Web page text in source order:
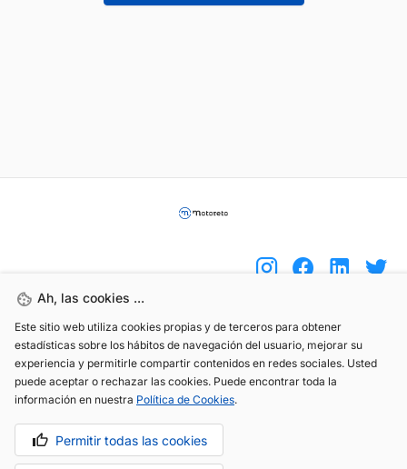
Ah, las cookies ...
Este sitio web utiliza cookies propias y de terceros para obtener
estadísticas sobre los hábitos de navegación del usuario, mejorar su
experiencia y permitirle compartir contenidos en redes sociales. Usted
puede aceptar o rechazar las cookies. Puede encontrar toda la
información en nuestra Política de Cookies.
Permitir todas las cookies
(+34) 744 408 070
info@motoreto.com
Aviso legal Política de cookies